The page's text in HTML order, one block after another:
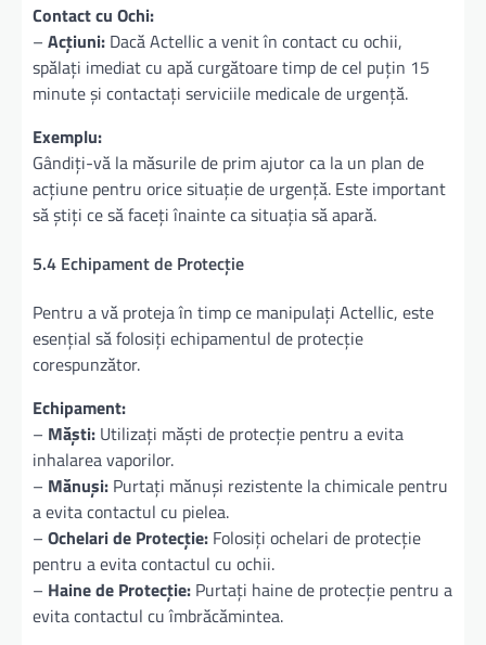
Contact cu Ochi:
– Acțiuni: Dacă Actellic a venit în contact cu ochii,
spălați imediat cu apă curgătoare timp de cel puțin 15
minute și contactați serviciile medicale de urgență.
Exemplu:
Gândiți-vă la măsurile de prim ajutor ca la un plan de
acțiune pentru orice situație de urgență. Este important
să știți ce să faceți înainte ca situația să apară.
5.4 Echipament de Protecție
Pentru a vă proteja în timp ce manipulați Actellic, este
esențial să folosiți echipamentul de protecție
corespunzător.
Echipament:
– Măști: Utilizați măști de protecție pentru a evita
inhalarea vaporilor.
– Mănuși: Purtați mănuși rezistente la chimicale pentru
a evita contactul cu pielea.
– Ochelari de Protecție: Folosiți ochelari de protecție
pentru a evita contactul cu ochii.
– Haine de Protecție: Purtați haine de protecție pentru a
evita contactul cu îmbrăcămintea.